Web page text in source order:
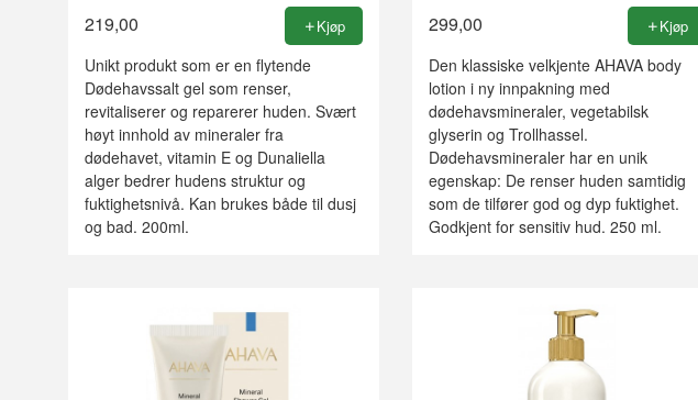
219,00 Kjøp
Unikt produkt som er en flytende
Dødehavssalt gel som renser,
revitaliserer og reparerer huden. Svært
høyt innhold av mineraler fra
dødehavet, vitamin E og Dunaliella
alger bedrer hudens struktur og
fuktighetsnivå. Kan brukes både til dusj
og bad. 200ml.
299,00 Kjøp
Den klassiske velkjente AHAVA body
lotion i ny innpakning med
dødehavsmineraler, vegetabilsk
glyserin og Trollhassel.
Dødehavsmineraler har en unik
egenskap: De renser huden samtidig
som de tilfører god og dyp fuktighet.
Godkjent for sensitiv hud. 250 ml.